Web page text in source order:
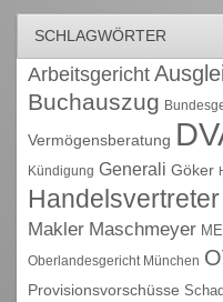
SCHLAGWÖRTER
Arbeitsgericht
Buchauszug
Vermögensberatung
Kündigung Generali Göker
Handelsvertreter
Makler Maschmeyer
Oberlandesgericht München
Provisionsvorschüsse